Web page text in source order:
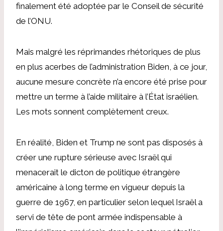
finalement été adoptée par le Conseil de sécurité
de l’ONU.
Mais malgré les réprimandes rhétoriques de plus
en plus acerbes de l’administration Biden, à ce jour,
aucune mesure concrète n’a encore été prise pour
mettre un terme à l’aide militaire à l’État israélien.
Les mots sonnent complètement creux.
En réalité, Biden et Trump ne sont pas disposés à
créer une rupture sérieuse avec Israël qui
menacerait le dicton de politique étrangère
américaine à long terme en vigueur depuis la
guerre de 1967, en particulier selon lequel Israël a
servi de tête de pont armée indispensable à